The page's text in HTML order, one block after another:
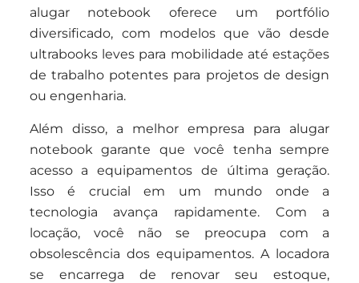
alugar notebook oferece um portfólio
diversificado, com modelos que vão desde
ultrabooks leves para mobilidade até estações
de trabalho potentes para projetos de design
ou engenharia.
Além disso, a melhor empresa para alugar
notebook garante que você tenha sempre
acesso a equipamentos de última geração.
Isso é crucial em um mundo onde a
tecnologia avança rapidamente. Com a
locação, você não se preocupa com a
obsolescência dos equipamentos. A locadora
se encarrega de renovar seu estoque,